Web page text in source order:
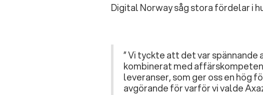
Digital Norway såg stora fördelar i
” Vi tyckte att det var
kombinerat med
leveranser, som ger oss en hög
avgörande för varför vi valde